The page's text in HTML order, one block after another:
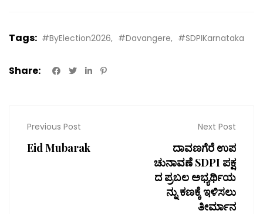
Tags: #ByElection2026 #Davangere #SDPIKarnataka
Share:
Previous Post
Eid Mubarak
Next Post
ದಾವಣಗೆರೆ ಉಪ
ಚುನಾವಣೆ SDPI ಪಕ್ಷ
ದ ಪ್ರಬಲ ಅಭ್ಯರ್ಥಿಯ
ನ್ನು ಕಣಕ್ಕೆ ಇಳಿಸಲು
ತೀರ್ಮಾನ